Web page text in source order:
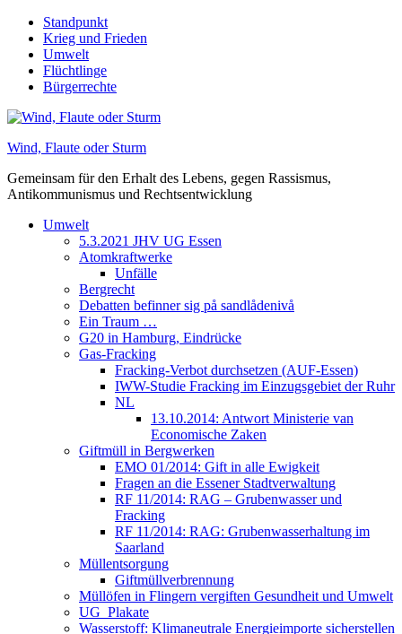
Skip
content
Standpunkt
Krieg und Frieden
Umwelt
Flüchtlinge
Bürgerrechte
Wind, Flaute oder Sturm
Gemeinsam für den Erhalt des Lebens, gegen Rassismus,
Antikommunismus und Rechtsentwicklung
Umwelt
5.3.2021 JHV UG Essen
Atomkraftwerke
Unfälle
Bergrecht
Debatten befinner sig på sandlådenivå
Ein Traum …
G20 in Hamburg, Eindrücke
Gas-Fracking
Fracking-Verbot durchsetzen (AUF-Essen)
IWW-Studie Fracking im Einzugsgebiet der Ruhr
NL
13.10.2014: Antwort Ministerie van
Economische Zaken
Giftmüll in Bergwerken
EMO 01/2014: Gift in alle Ewigkeit
Fragen an die Essener Stadtverwaltung
RF 11/2014: RAG – Grubenwasser und
Fracking
RF 11/2014: RAG: Grubenwasserhaltung im
Saarland
Müllentsorgung
Giftmüllverbrennung
Müllöfen in Flingern vergiften Gesundheit und Umwelt
UG_Plakate
Wasserstoff: Klimaneutrale Energieimporte sicherstellen